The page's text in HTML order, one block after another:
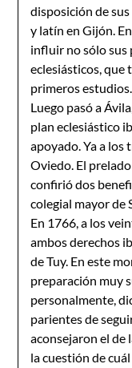
disposición de
y latín en Gijón.
influir no sólo sus
eclesiásticos, que
primeros
Luego pasó a
plan eclesiástico
apoyado. Ya a los
Oviedo. El
confirió dos
colegial mayor de
En 1766, a los
ambos derechos
de Tuy. En este
preparación muy
personalmente,
parientes de
aconsejaron el de
la cuestión de